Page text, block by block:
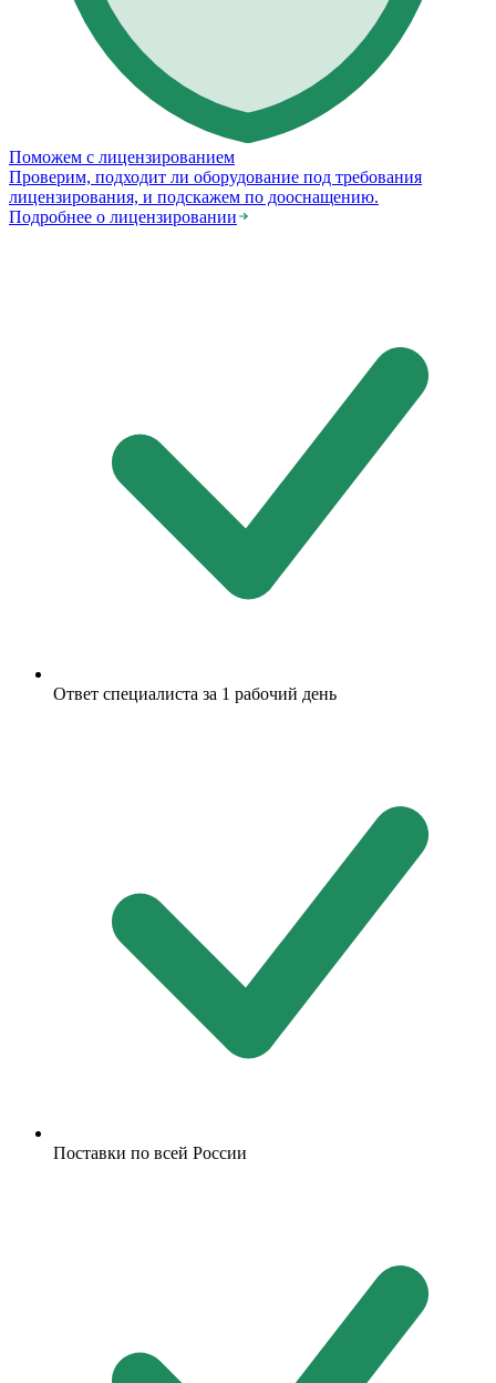
Поможем с лицензированием
Проверим, подходит ли оборудование под требования
лицензирования, и подскажем по дооснащению.
Подробнее о лицензировании
Ответ специалиста за 1 рабочий день
Поставки по всей России